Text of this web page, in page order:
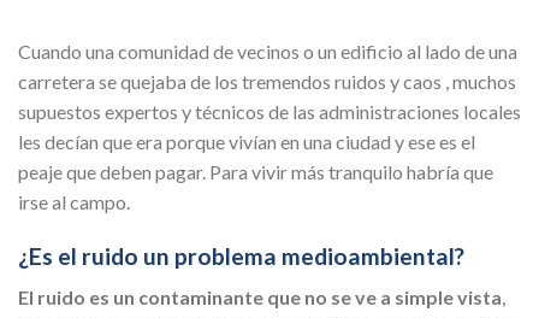
Cuando una comunidad de vecinos o un edificio al lado de una
carretera se quejaba de los tremendos ruidos y caos , muchos
supuestos expertos y técnicos de las administraciones locales
les decían que era porque vivían en una ciudad y ese es el
peaje que deben pagar. Para vivir más tranquilo habría que
irse al campo.
¿Es el ruido un problema medioambiental?
El ruido es un contaminante que no se ve a simple vista,